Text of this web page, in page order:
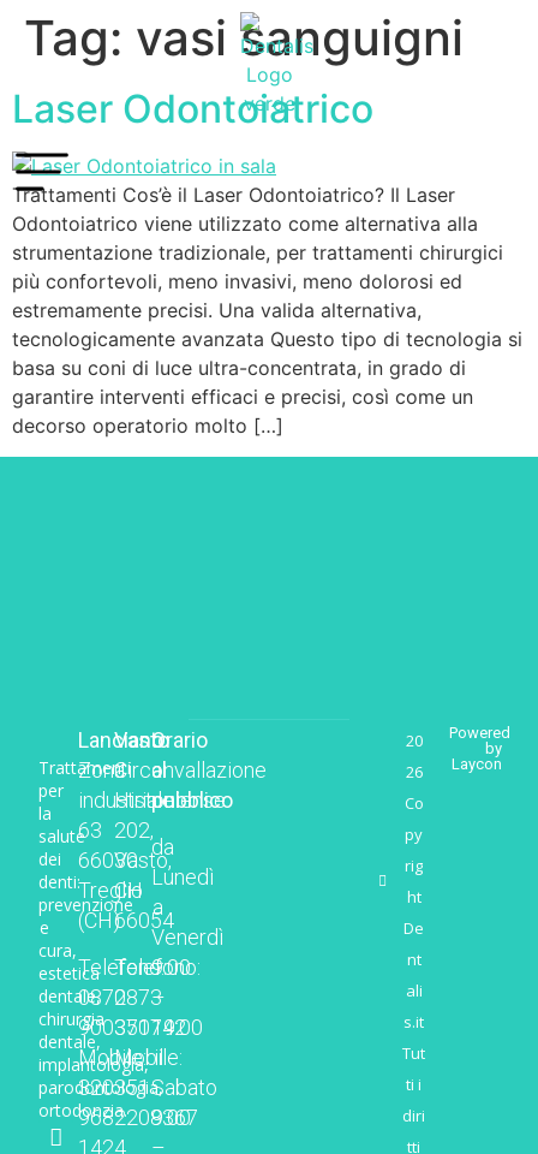
Tag: vasi sanguigni
Laser Odontoiatrico
Trattamenti Cos’è il Laser Odontoiatrico? Il Laser
Odontoiatrico viene utilizzato come alternativa alla
strumentazione tradizionale, per trattamenti chirurgici
più confortevoli, meno invasivi, meno dolorosi ed
estremamente precisi. Una valida alternativa,
tecnologicamente avanzata Questo tipo di tecnologia si
basa su coni di luce ultra-concentrata, in grado di
garantire interventi efficaci e precisi, così come un
decorso operatorio molto […]
Trattamenti
per
la
salute
dei
denti:
prevenzione
e
cura,
estetica
dentale,
chirurgia
dentale,
implantologia,
parodontologia,
ortodonzia.
Lanciano
Zona
industriale
63
66030
Treglio
(CH)
Telefono:
0872
900350
Mobile:
320
968
1424
Vasto
Circonvallazione
Histoniense
202,
Vasto,
CH
66054
Telefono:
0873
371742
Mobile:
351
2208367
Orario
al
pubblico
da
Lunedì
a
Venerdì
9:00
–
19:00
il
Sabato
9:00
–
20
26
Co
py
rig
ht
De
nt
ali
s.it
Tut
ti i
diri
tti
Powered
by
Laycon